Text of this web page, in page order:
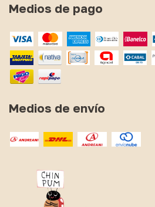
Medios de pago
Medios de envío